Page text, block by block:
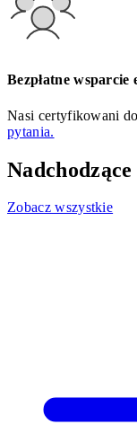
Bezpłatne wsparcie
Nasi certyfikowani
pytania.
Zobacz wszystkie